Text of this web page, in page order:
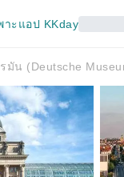
ะแอป KKday